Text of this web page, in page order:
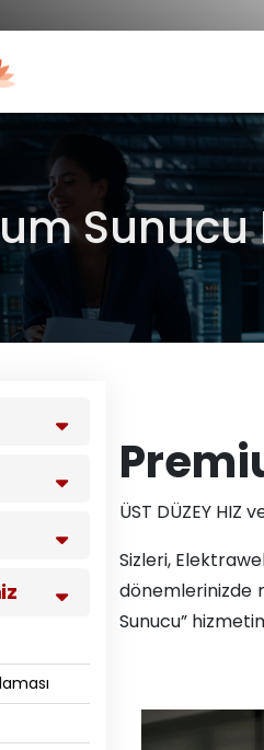
Sunucu
ÜST DÜZEY HIZ
Sizleri,
dönemlerinizde
Sunucu”